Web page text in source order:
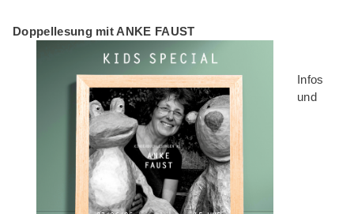
Doppellesung mit ANKE FAUST
Infos
und